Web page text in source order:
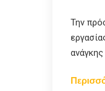
Την